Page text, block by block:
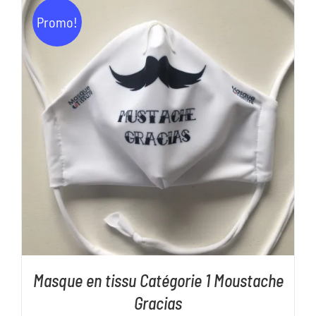
Promo!
AJOUTER AU PANIER / DÉTAILS
Masque en tissu Catégorie 1 Moustache
Gracias